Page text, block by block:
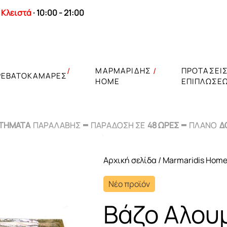
Κλειστά· 10:00 - 21:00
ΜΑΡΜΑΡΙΔΗΣ
HOME
ΠΡΟΤΑΣΕΙΣ
ΠΑΡΑΛΑΒΗΣ ΠΑΡΑΔΟΣΗ ΣΕ 48 ΩΡΕΣ ΠΛΑΝΟ
ΠΑΡΑΛΑΒΗΣ ΠΑΡΑΔΟΣΗ ΣΕ 48 ΩΡΕΣ ΠΛΑΝΟ
Αρχική σελίδα / Marmaridis Home
Νέο προϊόν
Βάζο